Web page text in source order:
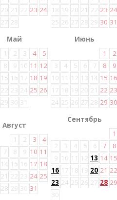
20 21 22 23 24
27 28
18 19 20 21 22 23 24
25 26 27 28 29 30 31
Май
1
2 3 4
5
8 9 10 11 12
15 16 17 18 19
22 23 24 25 26
29 30 31
Июнь
1
2
3
4 5 6 7 8
9
10 11 12 13 14 15 16
17 18 19 20 21 22 23
24 25 26 27 28 29 30
Август
1
2 3
4
7 8 9 10 11
14 15 16 17 18
21 22 23 24 25
28 29 30 31
Сентябрь
1
2
3 4 5 6 7
8
9 10 11 12 13 14 15
16 17 18 19 20 21 22
23 24 25 26 27 28 29
30